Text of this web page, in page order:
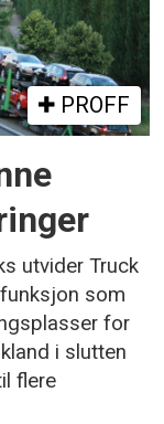
PROFF
utvider Truck
som
for
i slutten
flere